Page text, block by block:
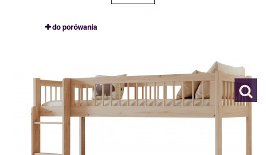
do porówania